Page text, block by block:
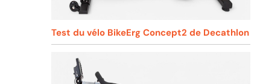
Test du vélo BikeErg Concept2 de Decathlon